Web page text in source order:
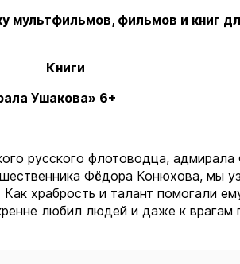
мультфильмов, фильмов и книг
Книги
Ушакова» 6+
русского флотоводца,
Фёдора Конюхова, мы
храбрость и талант помогали
любил людей и даже к врагам